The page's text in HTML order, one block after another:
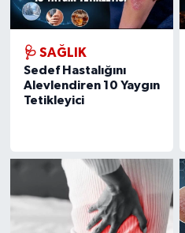
🩺 SAĞLIK
Sedef Hastalığını
Alevlendiren 10 Yaygın
Tetikleyici